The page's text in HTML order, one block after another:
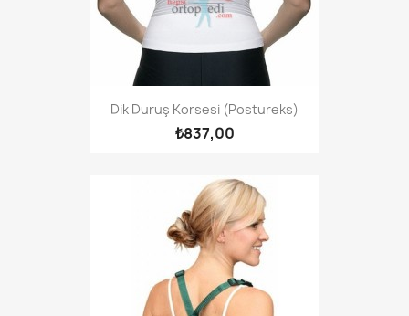
Dik Duruş Korsesi (Postureks)
₺837,00